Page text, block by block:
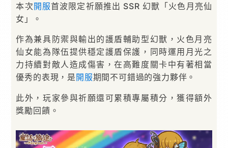
本次開服首波限定祈願推出 SSR 幻獸「火色月亮仙
女」。
作為兼具防禦與輸出的護盾輔助型幻獸，火色月亮
仙女能為隊伍提供穩定護盾保護，同時運用月光之
力持續對敵人造成傷害，在高難度關卡中有著相當
優秀的表現，是 開服期間不可錯過的強力夥伴。
此外，玩家參與祈願還可累積專屬積分，獲得額外
獎勵回饋。